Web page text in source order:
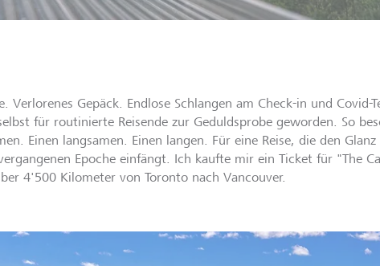
Verlorenes Gepäck. Endlose Schlangen am Check-in und Covid-
für routinierte Reisende zur Geduldsprobe geworden. So
Einen langsamen. Einen langen. Für eine Reise, die den
Epoche einfängt. Ich kaufte mir ein Ticket für "The
4'500 Kilometer von Toronto nach Vancouver.